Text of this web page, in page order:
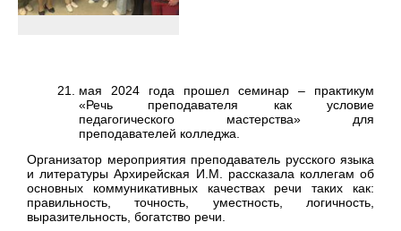
мая 2024 года прошел семинар – практикум
«Речь преподавателя как условие
педагогического мастерства» для
преподавателей колледжа.
Организатор мероприятия преподаватель русского языка
и литературы Архирейская И.М. рассказала коллегам об
основных коммуникативных качествах речи таких как:
правильность, точность, уместность, логичность,
выразительность, богатство речи.